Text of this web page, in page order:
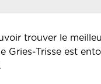
trouver le
Gries-Trisse est